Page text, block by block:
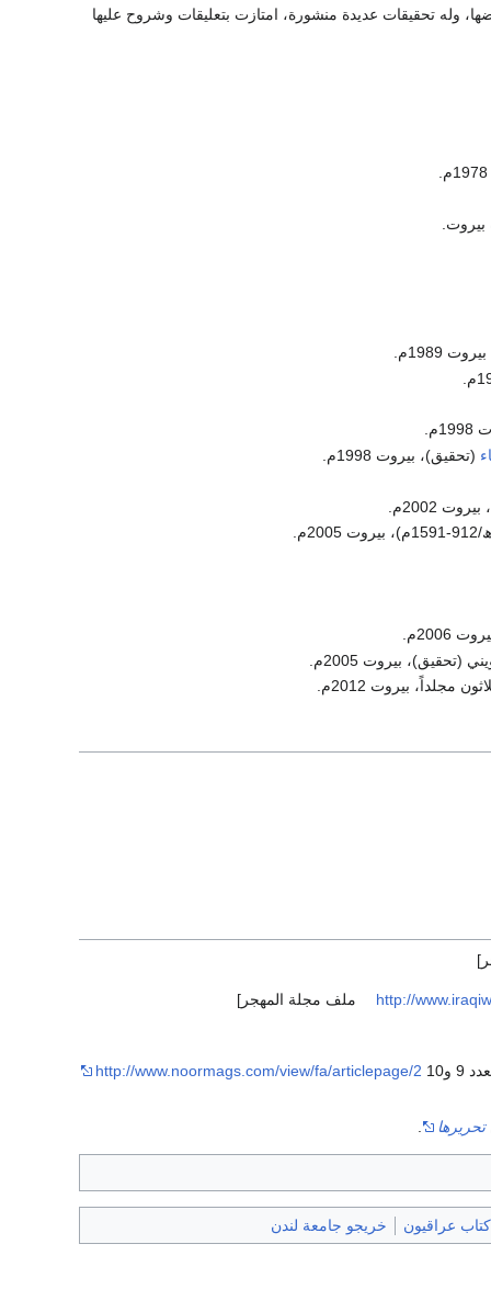
وله تحقيقات عديدة منشورة، امتازت بتعليقات وشروح عليها
1989م.
(تحقيق)، بيروت 1998م.
2002م.
بيروت 2005م.
http:// ملف مجلة المهجر]
http://www.noormags.com/view/fa/articlepage/2
تحريرها
كتاب عراقيون خريجو جامعة لندن